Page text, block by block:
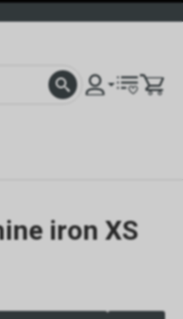
iron XS